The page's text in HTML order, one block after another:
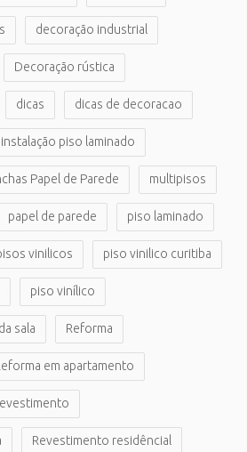
decoração industrial
Decoração rústica
dicas dicas de decoracao
instalação piso laminado
Papel de Parede multipisos
papel de parede piso laminado
vinilicos piso vinilico curitiba
piso vinílico
sala Reforma
em apartamento
Revestimento residêncial